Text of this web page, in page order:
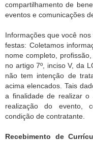
compartilhamento de
eventos e comunicações
Informações que você
festas: Coletamos
nome completo,
no artigo 7º, inciso V, da
não tem intenção de
acima elencados. Tais
a finalidade de realizar o
realização do evento,
condição de contratante.
Recebimento de